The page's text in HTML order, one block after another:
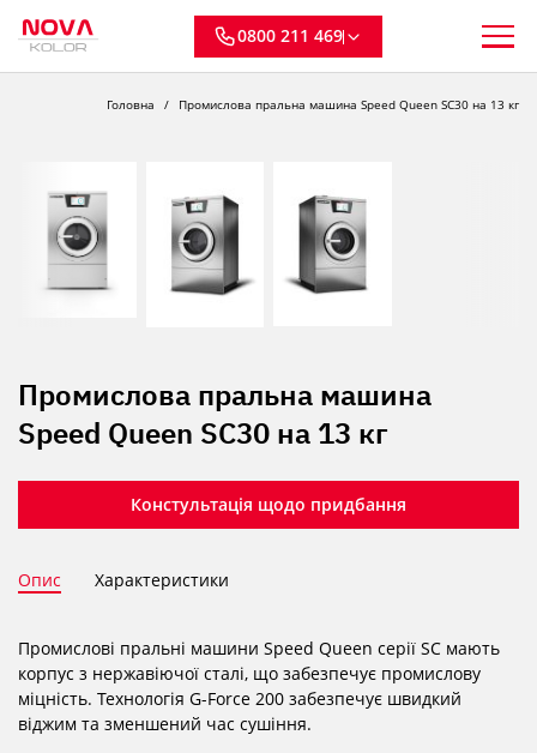
0800 211 469
Головна Промислова пральна машина Speed Queen SC30 на 13 кг
Промислова пральна машина
Speed Queen SC30 на 13 кг
Констультація щодо придбання
Опис Характеристики
Промислові пральні машини Speed Queen серії SC мають
корпус з нержавіючої сталі, що забезпечує промислову
міцність. Технологія G-Force 200 забезпечує швидкий
віджим та зменшений час сушіння.